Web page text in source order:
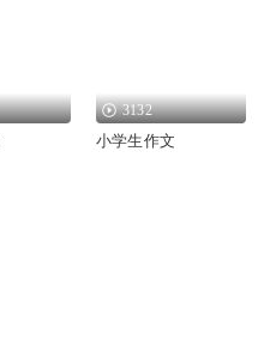
3132
小学生作文